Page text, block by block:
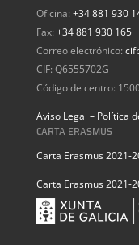
Oficina: +34 881 930
Fax: +34 881 930 165
Correo electrónico:
CIF: Q6555702G
Código de centro:
Aviso Legal – Política
CARTA ERASMUS
Carta Erasmus 2021-
Carta Erasmus 2021-